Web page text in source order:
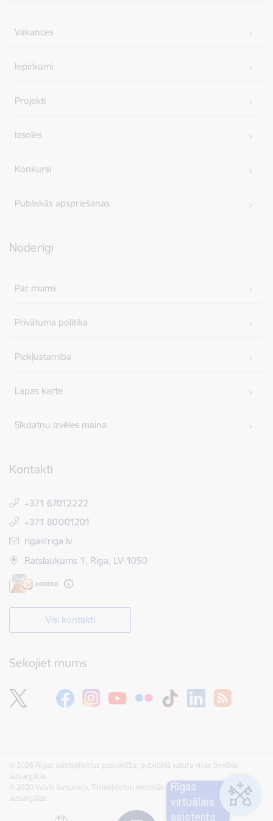
Vakances
Iepirkumi
Projekti
Izsoles
Konkursi
Publiskās apspriešanas
Noderīgi
Par mums
Privātuma politika
Piekļūstamība
Lapas karte
Sīkdatņu izvēles maiņa
Kontakti
+371 67012222
+371 80001201
E-pasts:
riga@riga.lv
Rātslaukums 1, Rīga, LV-1050
Visi kontakti
Sekojiet mums
© 2026 Rīgas valstspilsētas pašvaldība, publicētā satura visas tiesības
aizsargātas.
© 2020 Valsts kanceleja, Tīmekļvietņu vienotās platformas visas tiesības
aizsargātas.
Rīgas
virtuālais
asistents